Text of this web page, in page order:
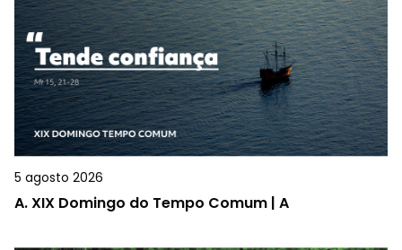
5 agosto 2026
A.XIX Domingo do Tempo Comum | A